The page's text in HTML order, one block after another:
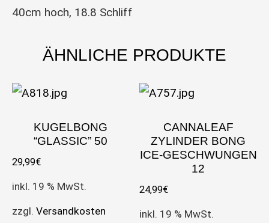
40cm hoch, 18.8 Schliff
ÄHNLICHE PRODUKTE
KUGELBONG
“GLASSIC” 50
29,99€
inkl. 19 % MwSt.
zzgl. Versandkosten
CANNALEAF
ZYLINDER BONG
ICE-GESCHWUNGEN
12
24,99€
inkl. 19 % MwSt.